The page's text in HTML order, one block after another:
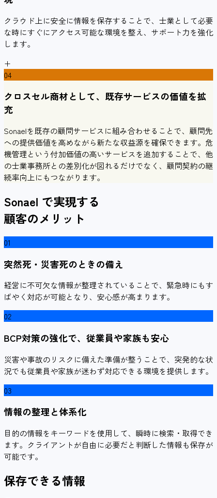
クラウド上に安全に情報を保存することで、士業として必要
な時にすぐにアクセス可能な環境を整え、サポート力を強化
します。
+
04
クロスセル商材として、既存サービスの価値を拡
充
Sonaelを既存の顧問サービスに組み合わせることで、顧問先
への提供価値を高めながら新たな収益源を確保できます。危
機管理という付加価値の高いサービスを追加することで、他
の士業事務所との差別化が図れるだけでなく、顧問契約の継
続率向上にもつながります。
Sonael で実現する
顧客のメリット
01
突然死・災害死のときの備え
経営に不可欠な情報が整理されていることで、緊急時にもす
ばやく対応が可能となり、安心感が高まります。
02
BCP対策の強化で、従業員や家族も安心
災害や事故のリスクに備えた準備が整うことで、突発的な状
況でも従業員や家族が迷わず対応できる環境を提供します。
03
情報の整理と体系化
目的の情報をキーワードを使用して、瞬時に検索・取得でき
ます。クライアントが自由に必要だと判断した情報も保存が
可能です。
保存できる情報